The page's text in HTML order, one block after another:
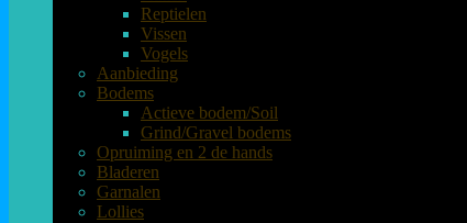
Reptielen
Vissen
Vogels
Aanbieding
Bodems
Actieve bodem/Soil
Grind/Gravel bodems
Opruiming en 2 de hands
Bladeren
Garnalen
Lollies